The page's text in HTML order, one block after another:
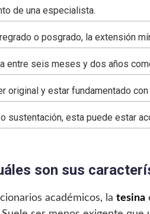
de una especialista.
o posgrado, la extensión
entre seis meses y dos años
original y estar fundamentado
sustentación, esta puede estar
son sus
académicos, la tesina